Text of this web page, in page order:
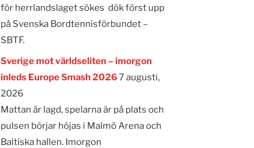
för herrlandslaget sökes dök först upp
på Svenska Bordtennisförbundet –
SBTF.
Sverige mot världseliten – imorgon
inleds Europe Smash 20267 augusti,
2026
Mattan är lagd, spelarna är på plats och
pulsen börjar höjas i Malmö Arena och
Baltiska hallen. Imorgon